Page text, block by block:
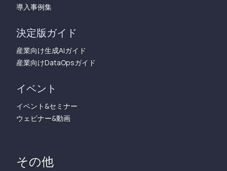
導入事例集
決定版ガイド
産業向け生成AIガイド
産業向けDataOpsガイド
イベント
イベント&セミナー
ウェビナー&動画
その他